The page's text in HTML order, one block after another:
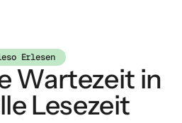
Erlesen
Lesezeit